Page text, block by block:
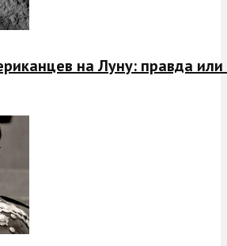
на Луну: правда